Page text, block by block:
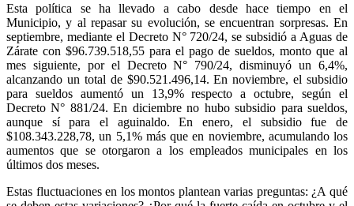
Esta política se ha llevado a cabo desde hace tiempo en el
Municipio, y al repasar su evolución, se encuentran sorpresas. En
septiembre, mediante el Decreto N° 720/24, se subsidió a Aguas de
Zárate con $96.739.518,55 para el pago de sueldos, monto que al
mes siguiente, por el Decreto N° 790/24, disminuyó un 6,4%,
alcanzando un total de $90.521.496,14. En noviembre, el subsidio
para sueldos aumentó un 13,9% respecto a octubre, según el
Decreto N° 881/24. En diciembre no hubo subsidio para sueldos,
aunque sí para el aguinaldo. En enero, el subsidio fue de
$108.343.228,78, un 5,1% más que en noviembre, acumulando los
aumentos que se otorgaron a los empleados municipales en los
últimos dos meses.
Estas fluctuaciones en los montos plantean varias preguntas: ¿A qué